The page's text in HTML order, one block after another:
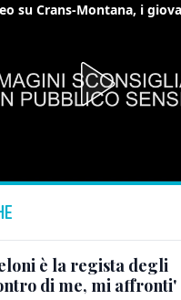
è la regista degli
di me, mi affronti'